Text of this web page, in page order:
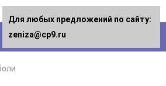
Для любых предложений по сайту:
zeniza@cp9.ru